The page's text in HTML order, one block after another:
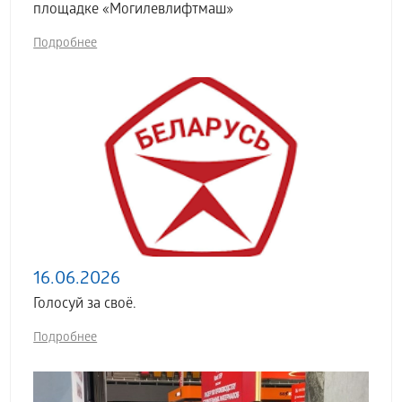
площадке «Могилевлифтмаш»
Подробнее
16.06.2026
Голосуй за своё.
Подробнее